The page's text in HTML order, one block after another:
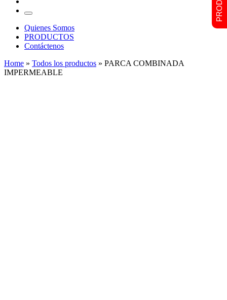
Menu
Quienes Somos
PRODUCTOS
Contáctenos
Home » Todos los productos » PARCA COMBINADA
IMPERMEABLE